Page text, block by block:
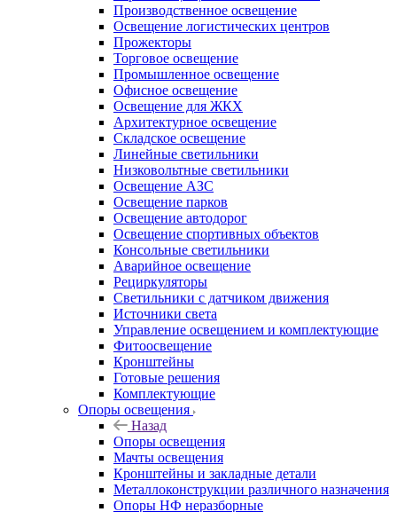
Производственное освещение
Освещение логистических центров
Прожекторы
Торговое освещение
Промышленное освещение
Офисное освещение
Освещение для ЖКХ
Архитектурное освещение
Складское освещение
Линейные светильники
Низковольтные светильники
Освещение АЗС
Освещение парков
Освещение автодорог
Освещение спортивных объектов
Консольные светильники
Аварийное освещение
Рециркуляторы
Светильники с датчиком движения
Источники света
Управление освещением и комплектующие
Фитоосвещение
Кронштейны
Готовые решения
Комплектующие
Опоры освещения
Назад
Опоры освещения
Мачты освещения
Кронштейны и закладные детали
Металлоконструкции различного назначения
Опоры НФ неразборные